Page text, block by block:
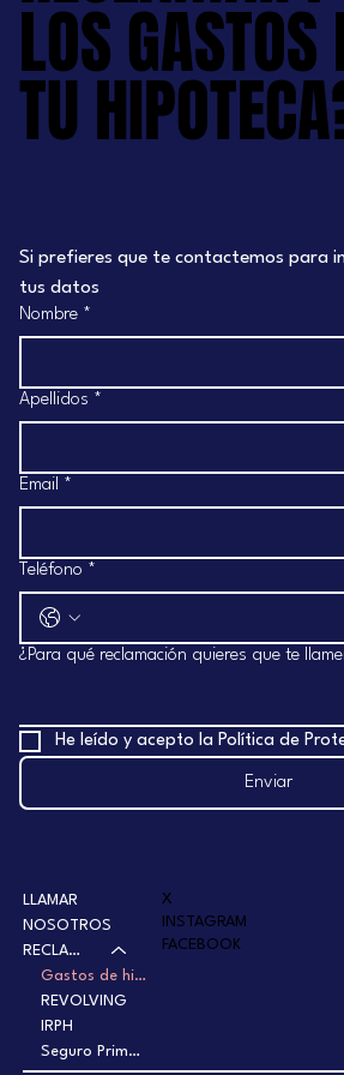
LOS GASTOS
TU
LOS GASTOS
TU
Si prefieres que te contactemos para
tus datos
Nombre *
Apellidos *
Email *
Teléfono *
¿Para qué reclamación quieres que te
He leído y acepto la Política de
Enviar
LLAMAR
NOSOTROS
RECLAMAR
Gastos de hipoteca
REVOLVING
IRPH
Seguro Prima Única
X
INSTAGRAM
FACEBOOK